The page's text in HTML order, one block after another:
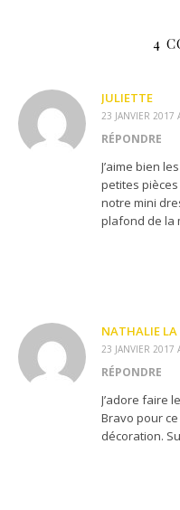
4
JULIETTE
23 JANVIER 2017
RÉPONDRE
J’aime bien
petites pièces
notre mini
plafond de la
NATHALIE LA
23 JANVIER 2017
RÉPONDRE
J’adore faire
Bravo pour
décoration.